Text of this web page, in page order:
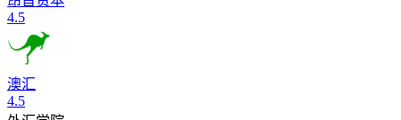
4.5
澳汇
4.5